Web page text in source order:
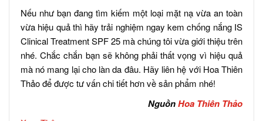
Nếu như bạn đang tìm kiếm một loại mặt nạ vừa an toàn
vừa hiệu quả thì hãy trải nghiệm ngay kem chống nắng IS
Clinical Treatment SPF 25 mà chúng tôi vừa giới thiệu trên
nhé. Chắc chắn bạn sẽ không phải thất vọng vì hiệu quả
mà nó mang lại cho làn da đâu. Hãy liên hệ với Hoa Thiên
Thảo để được tư vấn chi tiết hơn về sản phẩm nhé!
NguồnHoa Thiên Thảo